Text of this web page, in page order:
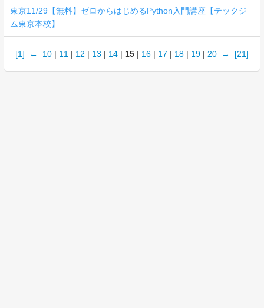
東京11/29【無料】ゼロからはじめるPython入門講座【テックジ
ム東京本校】
[1] ← 10 | 11 | 12 | 13 | 14 | 15 | 16 | 17 | 18 | 19 | 20 → [21]